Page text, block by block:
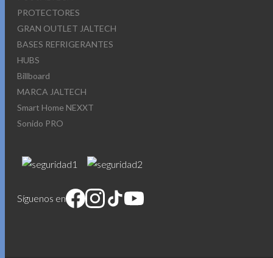
PROTECTORES
GRAN OUTLET JALTECH
BASES REFRIGERANTES
HUBS
Billboard
MARCA JALTECH
Smart Home NEXXT
Sonido PRO
Síguenos en